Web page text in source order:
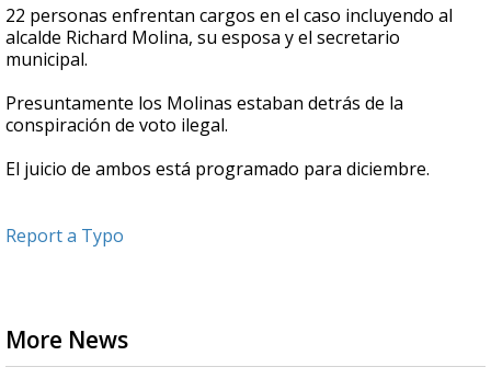
22 personas enfrentan cargos en el caso incluyendo al
alcalde Richard Molina, su esposa y el secretario
municipal.
Presuntamente los Molinas estaban detrás de la
conspiración de voto ilegal.
El juicio de ambos está programado para diciembre.
Report a Typo
More News